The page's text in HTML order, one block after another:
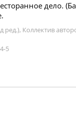
дело.
ред.), Коллектив
5